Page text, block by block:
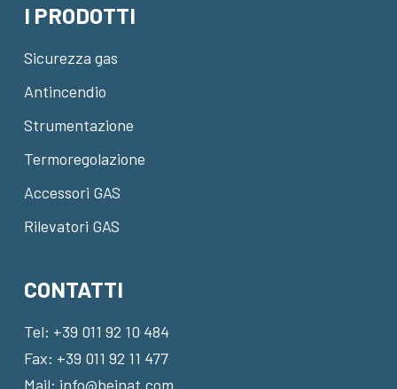
I PRODOTTI
Sicurezza gas
Antincendio
Strumentazione
Termoregolazione
Accessori GAS
Rilevatori GAS
CONTATTI
Tel: +39 011 92 10 484
Fax: +39 011 92 11 477
Mail: info@beinat.com